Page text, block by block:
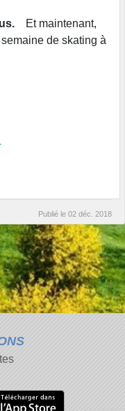
Et maintenant,
de skating à
Publié le 02 déc. 2018